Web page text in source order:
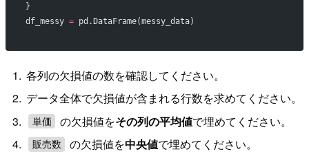
}
df_messy = pd.DataFrame(messy_data)
各列の欠損値の数を確認してください。
データ全体で欠損値が含まれる行数を求めてください。
単価 の欠損値をその列の平均値で埋めてください。
販売数 の欠損値を中央値で埋めてください。